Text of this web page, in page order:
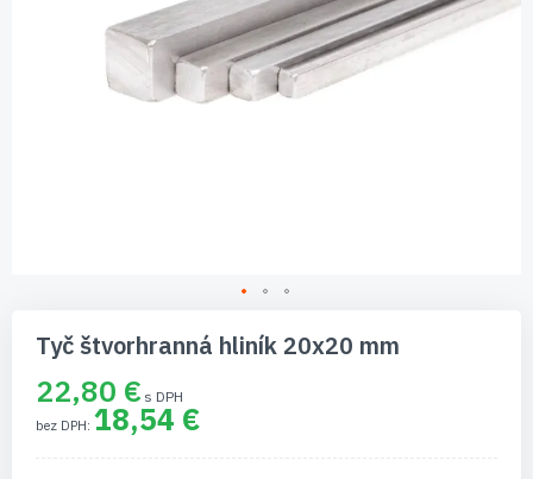
začiatok
galérie
obrázkov
Tyč štvorhranná hliník 20x20 mm
22,80 €
18,54 €